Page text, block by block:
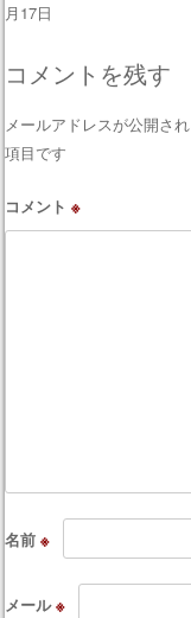
Post
月17日
コメントを残す
メールアドレスが公開さ
項目です
コメント※
名前※
メール※